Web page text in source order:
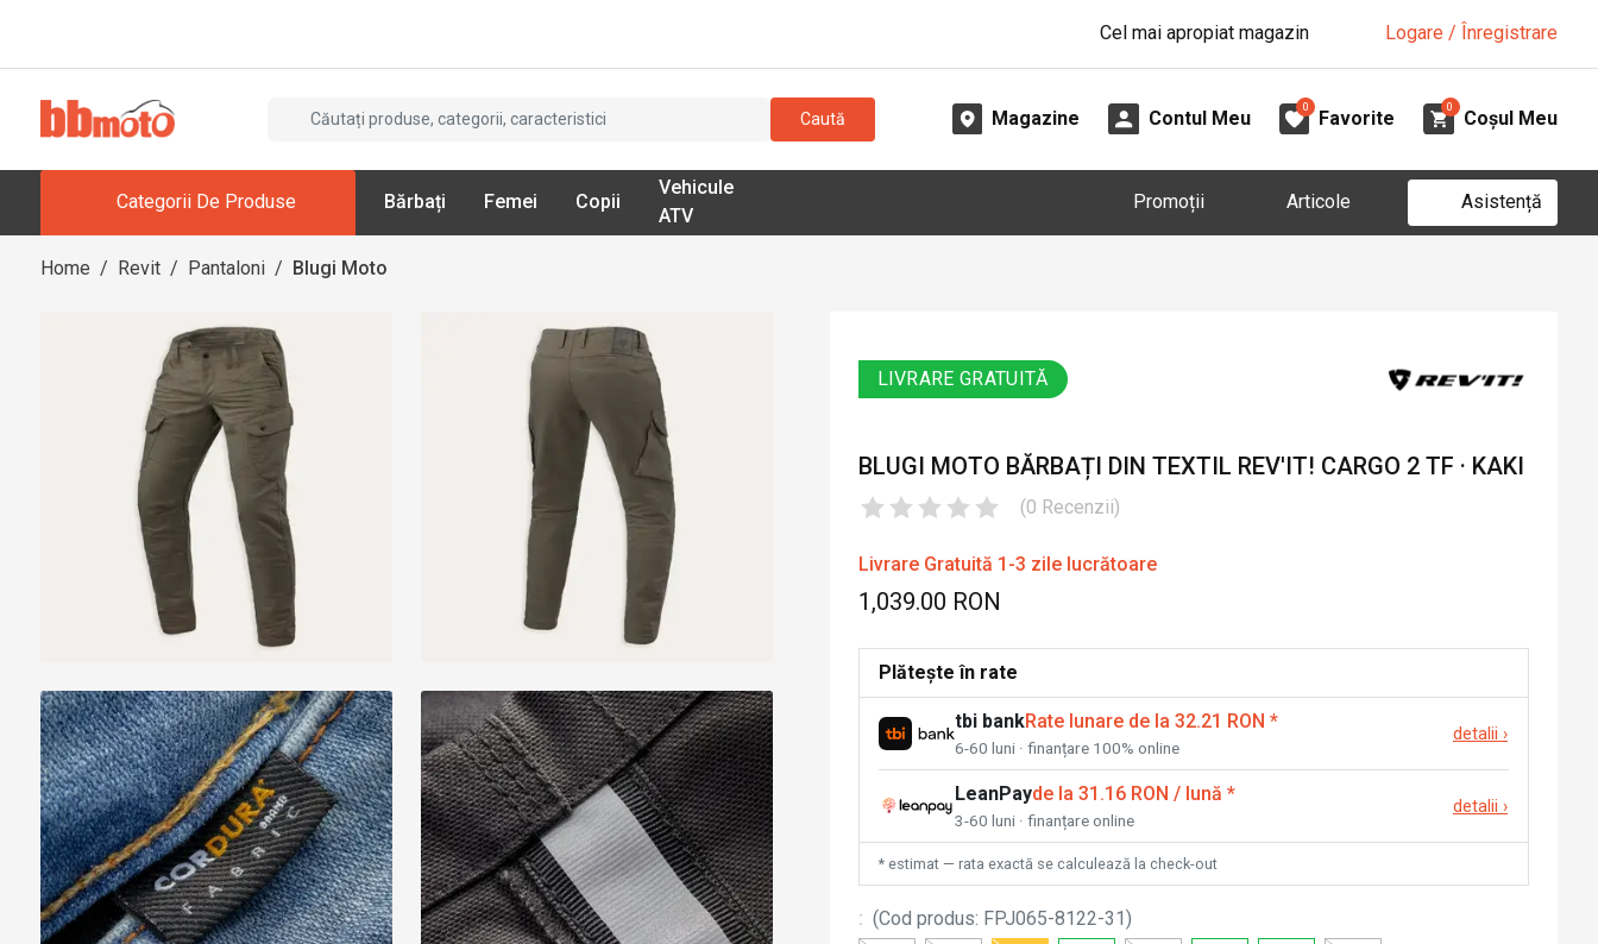
Cel mai apropiat magazin Logare / Înregistrare
Caută Magazine Contul Meu
0
Favorite
0
Coșul Meu
Categorii De Produse Bărbați Femei Copii
Vehicule
ATV
Promoții Articole Asistență
Home / Revit / Pantaloni / Blugi Moto
LIVRARE GRATUITĂ
BLUGI MOTO BĂRBAȚI DIN TEXTIL REV'IT! CARGO 2 TF · KAKI
(0 Recenzii)
Livrare Gratuită 1-3 zile lucrătoare
1,039.00 RON
Plătește în rate
tbi bankRate lunare de la 32.21 RON *
6-60 luni · finanțare 100% online
detalii ›
LeanPayde la 31.16 RON / lună *
3-60 luni · finanțare online
detalii ›
* estimat — rata exactă se calculează la check-out
: (Cod produs: FPJ065-8122-31)